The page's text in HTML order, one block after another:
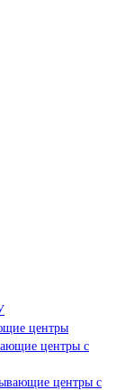
центры
центры с
центры с